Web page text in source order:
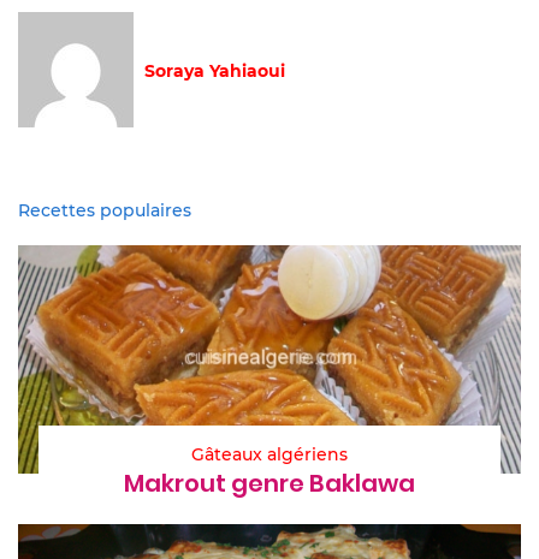
Soraya Yahiaoui
Recettes populaires
Gâteaux algériens
Makrout genre Baklawa